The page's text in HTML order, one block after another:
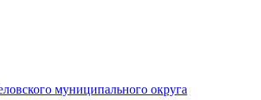
муниципального округа